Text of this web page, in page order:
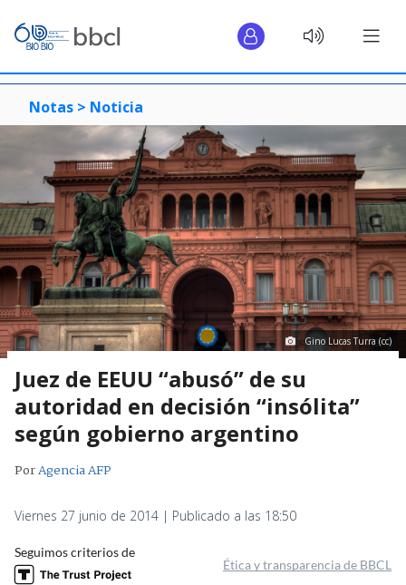
Notas > Noticia
Gino Lucas Turra (cc)
Juez de EEUU “abusó” de su
autoridad en decisión “insólita”
según gobierno argentino
PorAgencia AFP
Viernes 27 junio de 2014 | Publicado a las 18:50
Seguimos criterios de
Ética y transparencia de BBCL